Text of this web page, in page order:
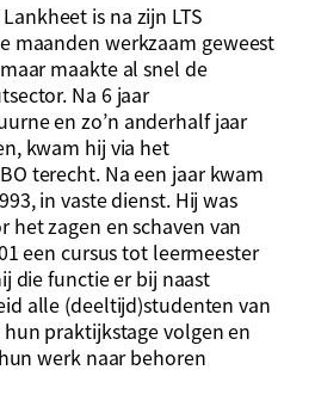
is na zijn LTS
maanden werkzaam geweest
maakte al snel de
Na 6 jaar
en zo’n anderhalf jaar
kwam hij via het
terecht. Na een jaar kwam
in vaste dienst. Hij was
zagen en schaven van
een cursus tot leermeester
die functie er bij naast
alle (deeltijd)studenten van
hun praktijkstage volgen en
werk naar behoren